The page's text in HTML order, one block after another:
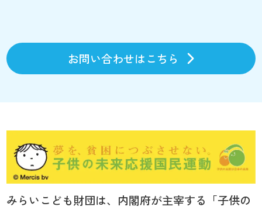
お問い合わせはこちら
みらいこども財団は、内閣府が主宰する「子供の